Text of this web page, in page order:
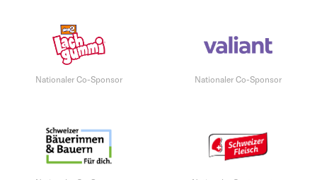
Nationaler Co-Sponsor Nationaler Co-Sponsor